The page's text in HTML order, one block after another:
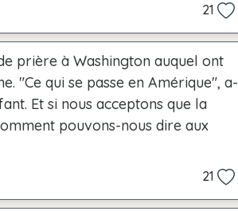
21
prière à Washington auquel ont
"Ce qui se passe en Amérique", a-
Et si nous acceptons que la
pouvons-nous dire aux
21